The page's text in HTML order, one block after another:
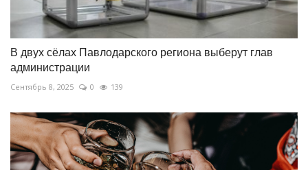
В двух сёлах Павлодарского региона выберут глав
администрации
Сентябрь 8, 2025 0 139